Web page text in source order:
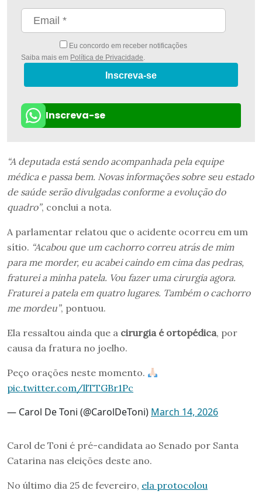
Eu concordo em receber notificações
Saiba mais em Política de Privacidade.
Inscreva-se
Inscreva-se
“A deputada está sendo acompanhada pela equipe
médica e passa bem. Novas informações sobre seu estado
de saúde serão divulgadas conforme a evolução do
quadro”, conclui a nota.
A parlamentar relatou que o acidente ocorreu em um
sítio. “Acabou que um cachorro correu atrás de mim
para me morder, eu acabei caindo em cima das pedras,
fraturei a minha patela. Vou fazer uma cirurgia agora.
Fraturei a patela em quatro lugares. Também o cachorro
me mordeu”, pontuou.
Ela ressaltou ainda que a cirurgia é ortopédica, por
causa da fratura no joelho.
Peço orações neste momento.
pic.twitter.com/llTTGBr1Pc
— Carol De Toni (@CarolDeToni) March 14, 2026
Carol de Toni é pré-candidata ao Senado por Santa
Catarina nas eleições deste ano.
No último dia 25 de fevereiro, ela protocolou